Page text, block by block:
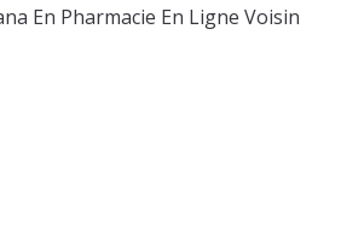
En Pharmacie En Ligne Voisin